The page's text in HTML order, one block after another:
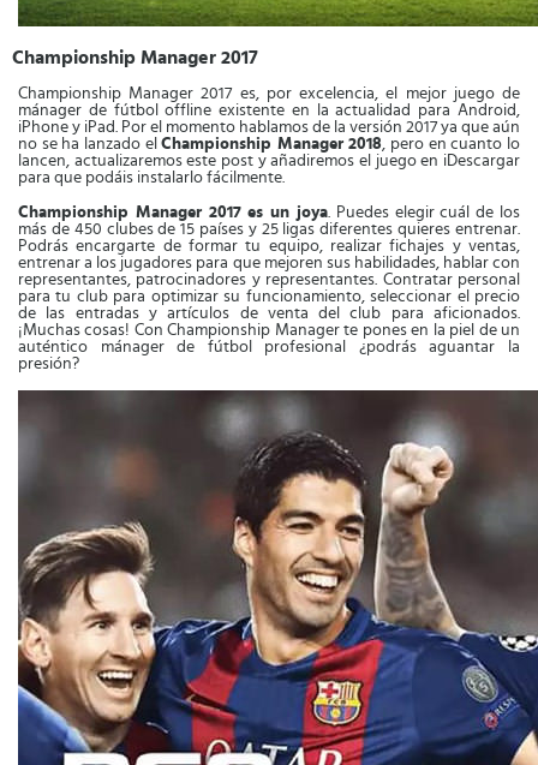
Championship Manager 2017
Championship Manager 2017 es, por excelencia, el mejor juego de
mánager de fútbol offline existente en la actualidad para Android,
iPhone y iPad. Por el momento hablamos de la versión 2017 ya que aún
no se ha lanzado elChampionship Manager 2018, pero en cuanto lo
lancen, actualizaremos este post y añadiremos el juego en iDescargar
para que podáis instalarlo fácilmente.
Championship Manager 2017 es un joya. Puedes elegir cuál de los
más de 450 clubes de 15 países y 25 ligas diferentes quieres entrenar.
Podrás encargarte de formar tu equipo, realizar fichajes y ventas,
entrenar a los jugadores para que mejoren sus habilidades, hablar con
representantes, patrocinadores y representantes. Contratar personal
para tu club para optimizar su funcionamiento, seleccionar el precio
de las entradas y artículos de venta del club para aficionados.
¡Muchas cosas! Con Championship Manager te pones en la piel de un
auténtico mánager de fútbol profesional ¿podrás aguantar la
presión?